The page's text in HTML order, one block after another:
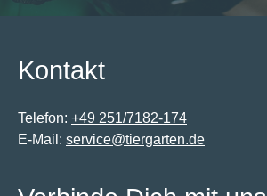
Kontakt
Telefon: +49 251/7182-174
E-Mail: service@tiergarten.de